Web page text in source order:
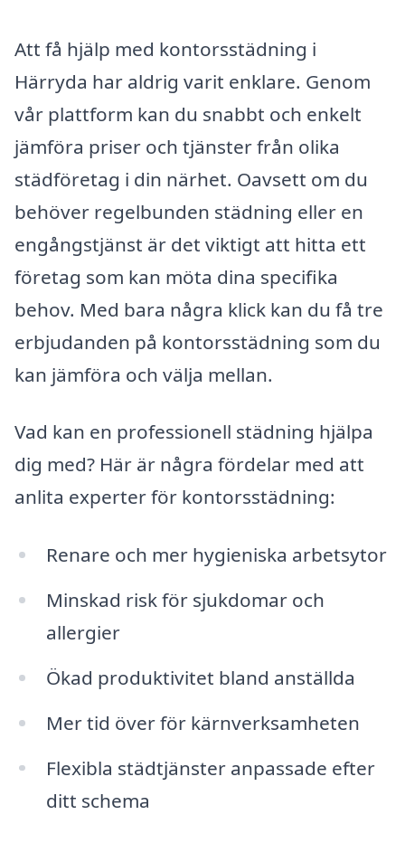
Att få hjälp med kontorsstädning i
Härryda har aldrig varit enklare. Genom
vår plattform kan du snabbt och enkelt
jämföra priser och tjänster från olika
städföretag i din närhet. Oavsett om du
behöver regelbunden städning eller en
engångstjänst är det viktigt att hitta ett
företag som kan möta dina specifika
behov. Med bara några klick kan du få tre
erbjudanden på kontorsstädning som du
kan jämföra och välja mellan.
Vad kan en professionell städning hjälpa
dig med? Här är några fördelar med att
anlita experter för kontorsstädning:
Renare och mer hygieniska arbetsytor
Minskad risk för sjukdomar och
allergier
Ökad produktivitet bland anställda
Mer tid över för kärnverksamheten
Flexibla städtjänster anpassade efter
ditt schema